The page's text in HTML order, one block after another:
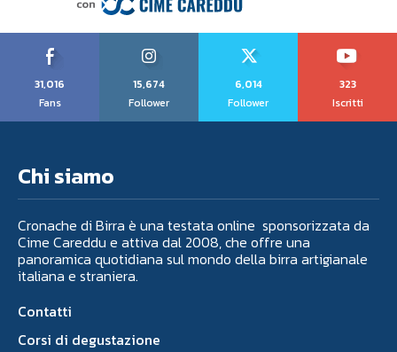
31,016
Fans
15,674
Follower
6,014
Follower
323
Iscritti
Chi siamo
Cronache di Birra è una testata online sponsorizzata da
Cime Careddu e attiva dal 2008, che offre una
panoramica quotidiana sul mondo della birra artigianale
italiana e straniera.
Contatti
Corsi di degustazione